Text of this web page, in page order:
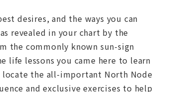
desires, and the ways you can
revealed in your chart by the
the commonly known sun-sign
life lessons you came here to learn
locate the all-important North Node
and exclusive exercises to help